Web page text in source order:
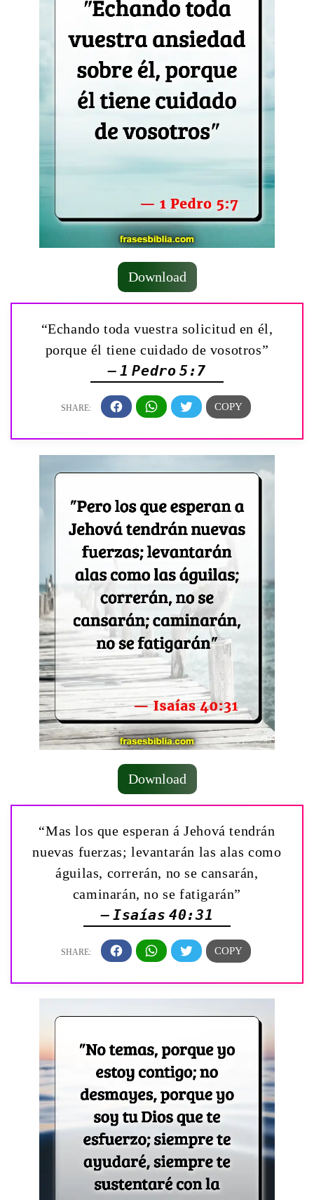
Download
“Echando toda vuestra solicitud en él,
porque él tiene cuidado de vosotros”
— 1 Pedro 5:7
Download
“Mas los que esperan á Jehová tendrán
nuevas fuerzas; levantarán las alas como
águilas, correrán, no se cansarán,
caminarán, no se fatigarán”
— Isaías 40:31